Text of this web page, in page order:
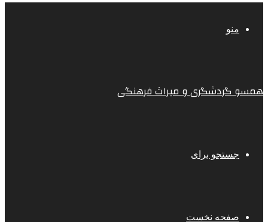
منو
همسو گردشگری و میراث فرهنگی
جستجو برای
صفحه نخست